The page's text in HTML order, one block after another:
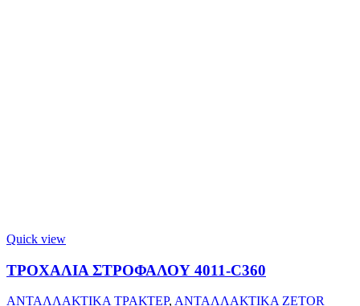
Quick view
ΤΡΟΧΑΛΙΑ ΣΤΡΟΦΑΛΟΥ 4011-C360
ΑΝΤΑΛΛΑΚΤΙΚΑ ΤΡΑΚΤΕΡ, ΑΝΤΑΛΛΑΚΤΙΚΑ ZETOR